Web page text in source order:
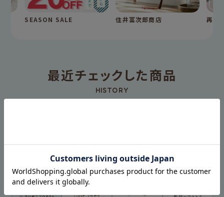
SEASON SALE 住井冨次郎商店 再入
最近チェックした商品
HISTORY